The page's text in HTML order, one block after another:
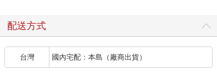
配送方式
台灣 國內宅配：本島（廠商出貨）